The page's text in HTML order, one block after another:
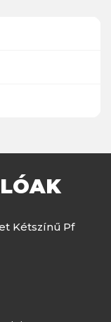
Kétszínű Pf